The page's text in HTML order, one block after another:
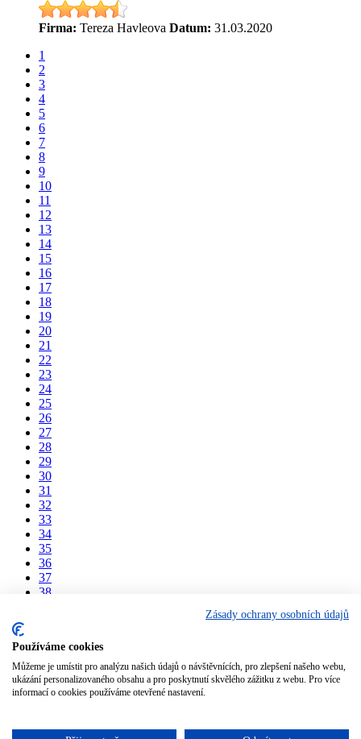
Firma: Tereza Havleova Datum: 31.03.2020
1
2
3
4
5
6
7
8
9
10
11
12
13
14
15
16
17
18
19
20
21
22
23
24
25
26
27
28
29
30
31
32
33
34
35
36
37
38
42
43
44
45
Reference
Zásady ochrany osobních údajů
Používáme cookies
Můžeme je umístit pro analýzu našich údajů o návštěvnících, pro zlepšení našeho webu,
ukázání personalizovaného obsahu a pro poskytnutí skvělého zážitku z webu. Pro více
informací o cookies používáme otevřené nastavení.